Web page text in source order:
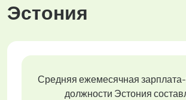
Эстония
Средняя ежемесячная
должности Эстония